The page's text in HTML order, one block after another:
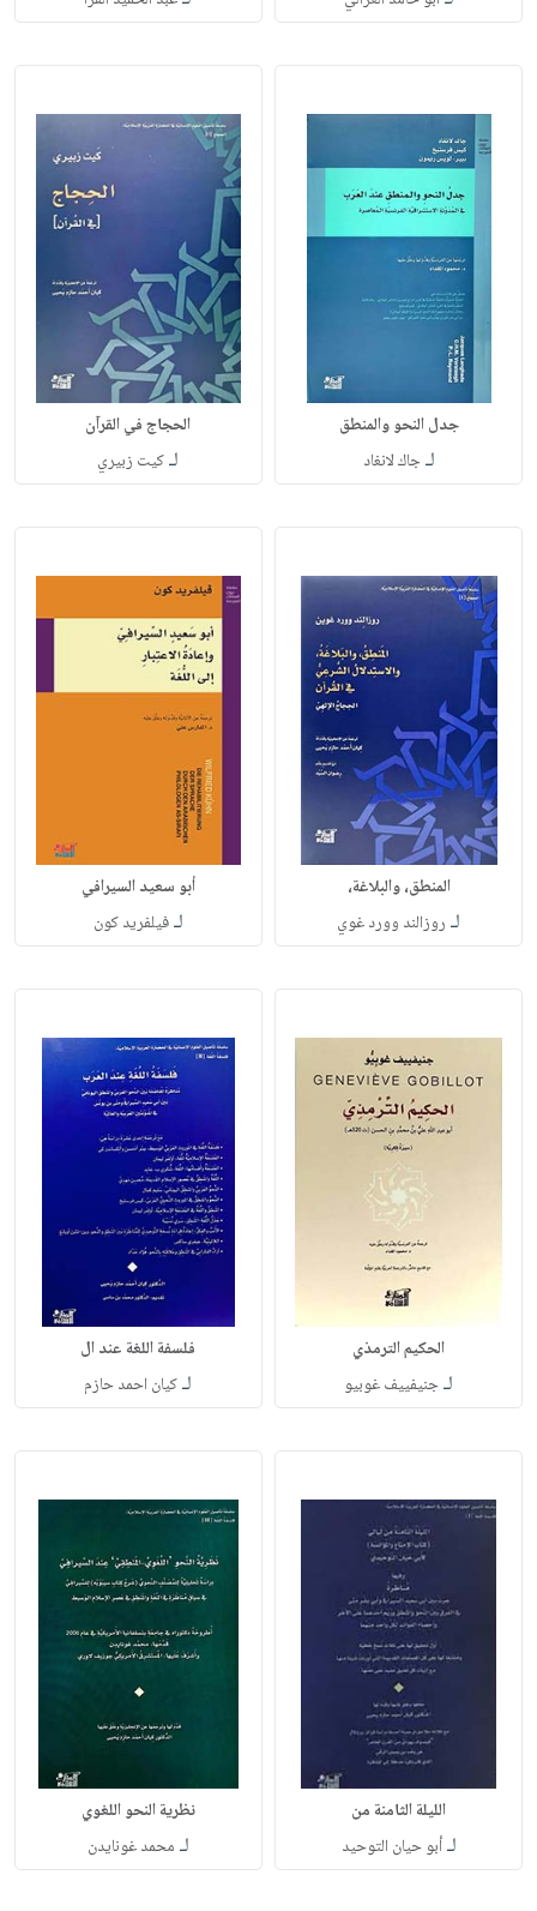
جدل النحو والمنطق
لـجاك لانغاد
الحجاج في القرآن
لـكيت زبيري
المنطق، والبلاغة،
لـ روزالند وورد غوي
أبو سعيد السيرافي
لـفيلفريد كون
الحكيم الترمذي
لـجنيفييف غوبيو
فلسفة اللغة عند ال
لـكيان احمد حازم
الليلة الثامنة من
لـأبو حيان التوحيد
نظرية النحو اللغوي
لـ محمد غونايدن